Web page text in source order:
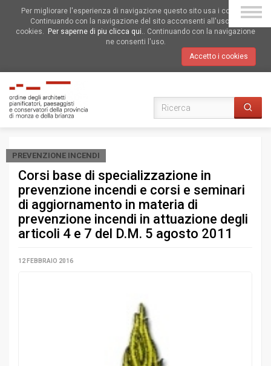
Per migliorare l'esperienza di navigazione questo sito usa i cookies.
Continuando con la navigazione del sito acconsenti all'uso dei
cookies.
Per saperne di piu clicca qui.. Continuando con la navigazione
ne consenti l'uso.
Accetto i cookies
PREVENZIONE INCENDI
Corsi base di specializzazione in
prevenzione incendi e corsi e seminari
di aggiornamento in materia di
prevenzione incendi in attuazione degli
articoli 4 e 7 del D.M. 5 agosto 2011
12 FEBBRAIO 2016